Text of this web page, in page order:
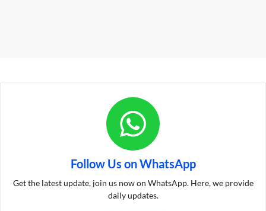
Follow Us on WhatsApp
Get the latest update, join us now on WhatsApp. Here, we provide
daily updates.